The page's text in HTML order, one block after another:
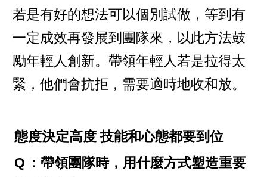
若是有好的想法可以個別試做，等到有
一定成效再發展到團隊來，以此方法鼓
勵年輕人創新。帶領年輕人若是拉得太
緊，他們會抗拒，需要適時地收和放。
態度決定高度 技能和心態都要到位
Q ：帶領團隊時，用什麼方式塑造重要